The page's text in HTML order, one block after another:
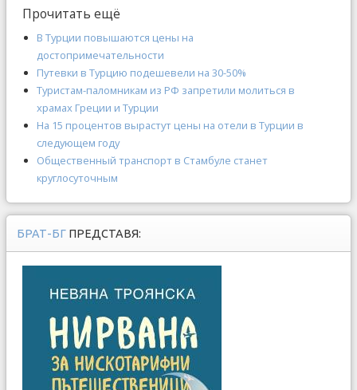
Прочитать ещё
В Турции повышаются цены на
достопримечательности
Путевки в Турцию подешевели на 30-50%
Туристам-паломникам из РФ запретили молиться в
храмах Греции и Турции
На 15 процентов вырастут цены на отели в Турции в
следующем году
Общественный транспорт в Стамбуле станет
круглосуточным
БРАТ-БГ ПРЕДСТАВЯ: